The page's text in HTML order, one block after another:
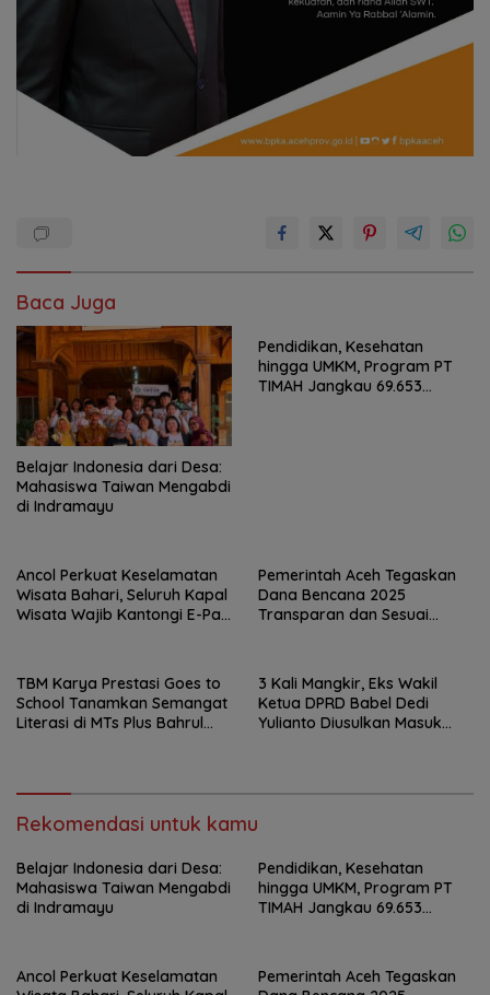
Baca Juga
Belajar Indonesia dari Desa:
Mahasiswa Taiwan Mengabdi
di Indramayu
Pendidikan, Kesehatan
hingga UMKM, Program PT
TIMAH Jangkau 69.653
Ancol Perkuat Keselamatan
Wisata Bahari, Seluruh Kapal
Wisata Wajib Kantongi E-Pas
Pemerintah Aceh Tegaskan
Dana Bencana 2025
Transparan dan Sesuai
TBM Karya Prestasi Goes to
School Tanamkan Semangat
Literasi di MTs Plus Bahrul
3 Kali Mangkir, Eks Wakil
Ketua DPRD Babel Dedi
Yulianto Diusulkan Masuk
Rekomendasi untuk kamu
Belajar Indonesia dari Desa:
Mahasiswa Taiwan Mengabdi
di Indramayu
Pendidikan, Kesehatan
hingga UMKM, Program PT
TIMAH Jangkau 69.653
Ancol Perkuat Keselamatan
Pemerintah Aceh Tegaskan